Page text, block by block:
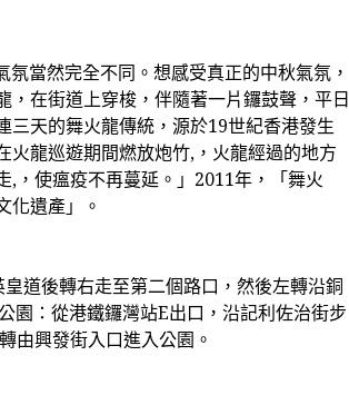
氛當然完全不同。想感受真正的中秋氣氛，
，在街道上穿梭，伴隨著一片鑼鼓聲，平日
三天的舞火龍傳統，源於19世紀香港發生
火龍巡遊期間燃放炮竹,，火龍經過的地方
，使瘟疫不再蔓延。」 2011年，「舞火
化遺產」。
道後轉右走至第二個路口，然後左轉沿銅
園：從港鐵鑼灣站E出口，沿記利佐治街步
由興發街入口進入公園。